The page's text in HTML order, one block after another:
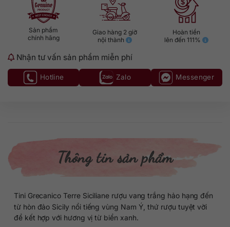
Sản phẩm
chính hãng
Giao hàng 2 giờ
nội thành
Hoàn tiền
lên đến 111%
Nhận tư vấn sản phẩm miễn phí
Hotline Zalo Messenger
Thông tin sản phẩm
Tini Grecanico Terre Siciliane rượu vang trắng hảo hạng đến
từ hòn đảo Sicily nổi tiếng vùng Nam Ý, thứ rượu tuyệt vời
để kết hợp với hương vị từ biển xanh.